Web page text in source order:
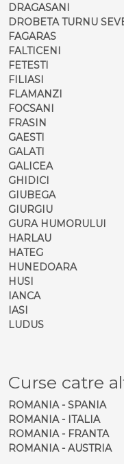
DRAGASANI
DROBETA TURNU
FAGARAS
FALTICENI
FETESTI
FILIASI
FLAMANZI
FOCSANI
FRASIN
GAESTI
GALATI
GALICEA
GHIDICI
GIUBEGA
GIURGIU
GURA HUMORULUI
HARLAU
HATEG
HUNEDOARA
HUSI
IANCA
IASI
LUDUS
Curse catre
ROMANIA - SPANIA
ROMANIA - ITALIA
ROMANIA - FRANTA
ROMANIA - AUSTRIA